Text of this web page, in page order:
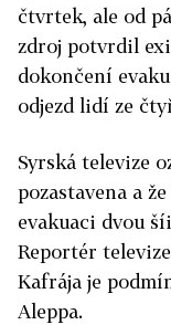
čtvrtek, ale od
zdroj potvrdil
dokončení
odjezd lidí ze
Syrská televize
pozastavena a
evakuaci dvou
Reportér
Kafrája je
Aleppa.